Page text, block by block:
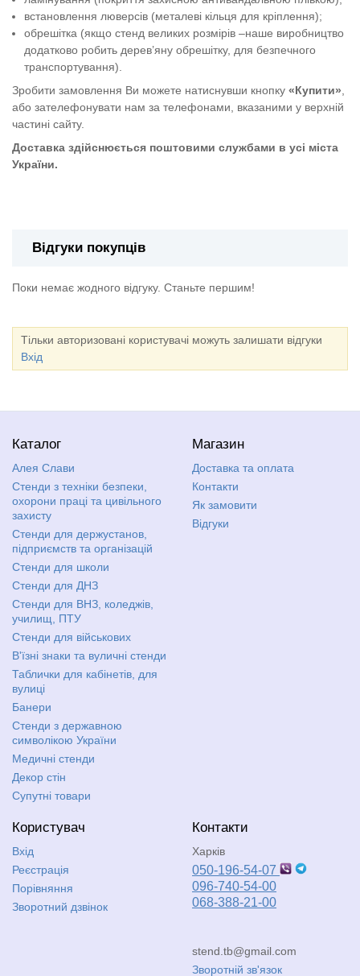
встановлення люверсів (металеві кільця для кріплення);
обрешітка (якщо стенд великих розмірів –наше виробництво
додатково робить дерев’яну обрешітку, для безпечного
транспортування).
Зробити замовлення Ви можете натиснувши кнопку «Купити»
або зателефонувати нам за телефонами, вказаними у верхній
частині сайту.
Доставка здійснюється поштовими службами в усі міста
України.
Відгуки покупців
Поки немає жодного відгуку. Станьте першим!
Тільки авторизовані користувачі можуть залишати відгуки
Вхід
Каталог
Алея Слави
Стенди з техніки безпеки,
охорони праці та цивільного
захисту
Стенди для держустанов,
підприємств та організацій
Стенди для школи
Стенди для ДНЗ
Стенди для ВНЗ, коледжів,
училищ, ПТУ
Стенди для військових
В'їзні знаки та вуличні стенди
Таблички для кабінетів, для
вулиці
Банери
Стенди з державною
символікою України
Медичні стенди
Декор стін
Супутні товари
Магазин
Доставка та оплата
Контакти
Як замовити
Відгуки
Користувач
Вхід
Реєстрація
Порівняння
Зворотний дзвінок
Контакти
Харків
050-196-54-07
096-740-54-00
068-388-21-00
stend.tb@gmail.com
Зворотній зв'язок